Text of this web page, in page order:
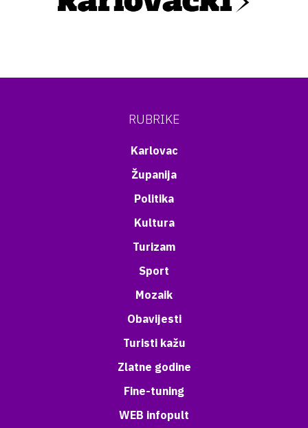
RUBRIKE
Karlovac
Županija
Politika
Kultura
Turizam
Sport
Mozaik
Obavijesti
Turisti kažu
Zlatne godine
Fine-tuning
WEB infopult